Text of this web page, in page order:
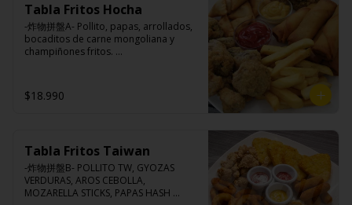
Pechuga de pollo con hueso, harina de
tapioca, ají, pimienta, extracto de
cerdo, extracto de papaya, salsa de
soya, soya, especias taiwanesas,
pimienta, sal, ajo, cebollín, azúcar y
Tabla Fritos Hocha
-炸物拼盤A- Pollito, papas, arrollados,
bocaditos de carne mongoliana y
champiñones fritos.
indica en esta descripción.)
$18.990
Tabla Fritos Taiwan
-炸物拼盤B- POLLITO TW, GYOZAS
VERDURAS, AROS CEBOLLA,
MOZARELLA STICKS, PAPAS HASH